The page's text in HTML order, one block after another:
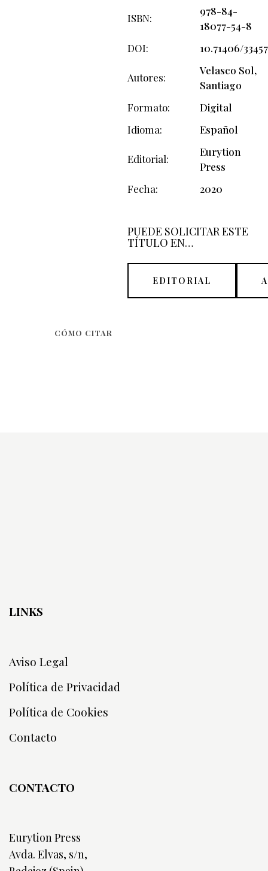
ISBN
978-84-
18077-54-8
DOI
10.71406/33457
Autores
Velasco Sol,
Santiago
Formato
Digital
Idioma
Español
Editorial
Eurytion
Press
Fecha
2020
PUEDE SOLICITAR ESTE
TÍTULO EN…
EDITORIAL
CÓMO CITAR
LINKS
Aviso Legal
Política de Privacidad
Política de Cookies
Contacto
CONTACTO
Eurytion Press
Avda. Elvas, s/n,